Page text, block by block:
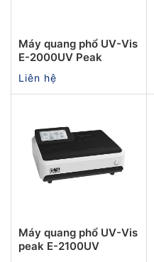
Máy quang phổ UV-Vis
E-2000UV Peak
Liên hệ
Máy quang phổ UV-Vis
peak E-2100UV